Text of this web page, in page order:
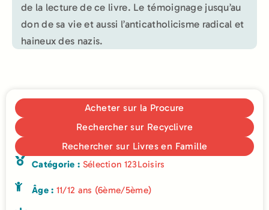
de la lecture de ce livre. Le témoignage jusqu’au
don de sa vie et aussi l’anticatholicisme radical et
haineux des nazis.
Acheter sur la Procure
Rechercher sur Recyclivre
Rechercher sur Livres en Famille
Catégorie : Sélection 123Loisirs
Âge : 11/12 ans (6ème/5ème)